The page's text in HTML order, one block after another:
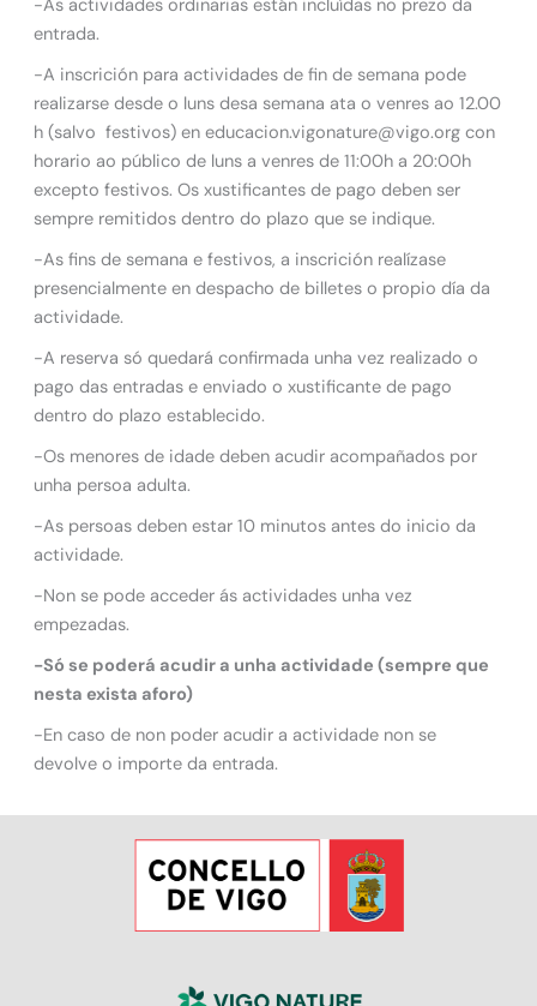
-As actividades ordinarias están incluídas no prezo da
entrada.
-A inscrición para actividades de fin de semana pode
realizarse desde o luns desa semana ata o venres ao 12.00
h (salvo festivos) en educacion.vigonature@vigo.org con
horario ao público de luns a venres de 11:00h a 20:00h
excepto festivos. Os xustificantes de pago deben ser
sempre remitidos dentro do plazo que se indique.
-As fins de semana e festivos, a inscrición realízase
presencialmente en despacho de billetes o propio día da
actividade.
-A reserva só quedará confirmada unha vez realizado o
pago das entradas e enviado o xustificante de pago
dentro do plazo establecido.
-Os menores de idade deben acudir acompañados por
unha persoa adulta.
-As persoas deben estar 10 minutos antes do inicio da
actividade.
-Non se pode acceder ás actividades unha vez
empezadas.
-Só se poderá acudir a unha actividade (sempre que
nesta exista aforo)
-En caso de non poder acudir a actividade non se
devolve o importe da entrada.